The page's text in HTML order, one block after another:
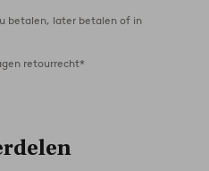
betalen, later betalen of in
retourrecht*